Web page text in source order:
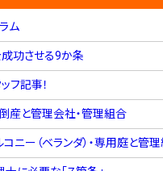
ム
功させる9か条
フ記事！
産と管理会社・管理組合
コニー（ベランダ）・専用庭と管